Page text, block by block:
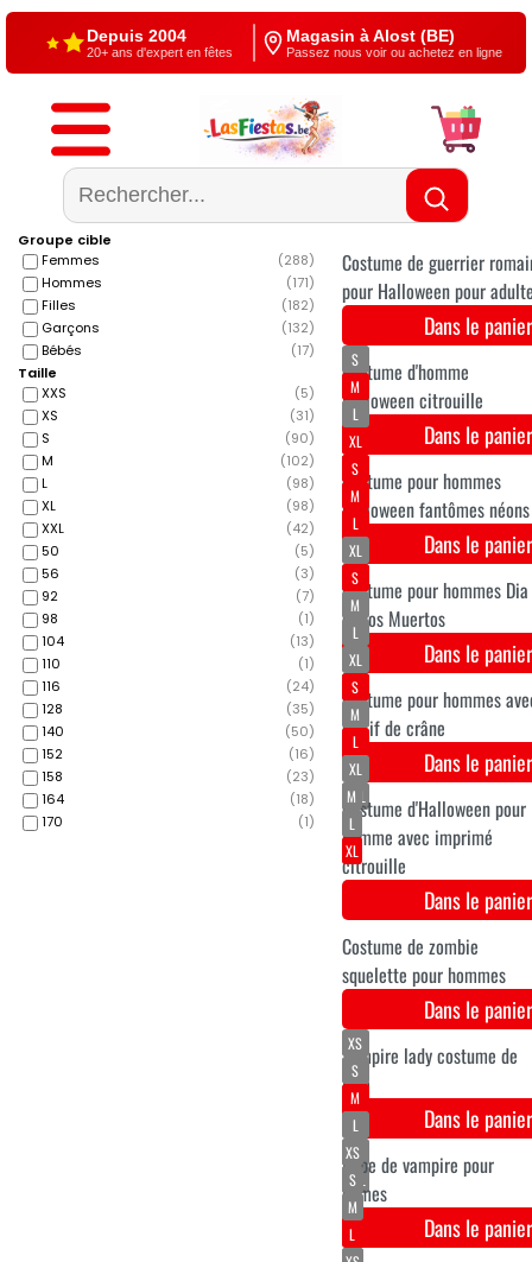
Livraison gratuite
À partir de €60 4,5/5 — Google
500+ reviews
Groupe cible
Femmes
(288)
Hommes
(171)
Filles
(182)
Garçons
(132)
Bébés
(17)
Taille
XXS
(5)
XS
(31)
S
(90)
M
(102)
L
(98)
XL
(98)
XXL
(42)
50
(5)
56
(3)
92
(7)
98
(1)
104
(13)
110
(1)
116
(24)
128
(35)
140
(50)
152
(16)
158
(23)
164
(18)
170
(1)
Costume de guerrier
pour Halloween pour
Dans le
S
M
L
XL
XXL
Costume d'homme
Halloween citrouille
Dans le
M
L
XL
XXL